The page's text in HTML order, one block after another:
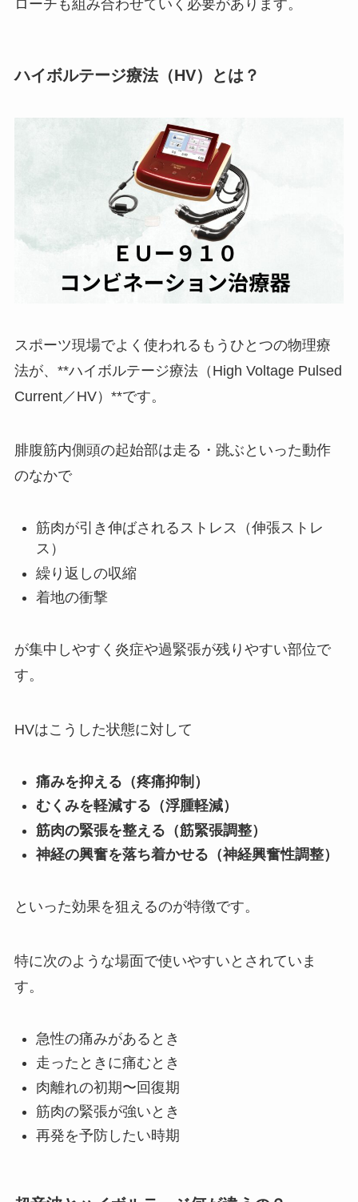
ローチも組み合わせていく必要があります。
ハイボルテージ療法（HV）とは？
スポーツ現場でよく使われるもうひとつの物理療
法が、**ハイボルテージ療法（High Voltage Pulsed
Current／HV）**です。
腓腹筋内側頭の起始部は走る・跳ぶといった動作
のなかで
筋肉が引き伸ばされるストレス（伸張ストレ
ス）
繰り返しの収縮
着地の衝撃
が集中しやすく炎症や過緊張が残りやすい部位で
す。
HVはこうした状態に対して
痛みを抑える（疼痛抑制）
むくみを軽減する（浮腫軽減）
筋肉の緊張を整える（筋緊張調整）
神経の興奮を落ち着かせる（神経興奮性調整）
といった効果を狙えるのが特徴です。
特に次のような場面で使いやすいとされていま
す。
急性の痛みがあるとき
走ったときに痛むとき
肉離れの初期〜回復期
筋肉の緊張が強いとき
再発を予防したい時期